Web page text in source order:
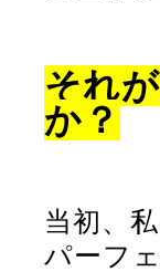
それ
か？
当初、
パーフ